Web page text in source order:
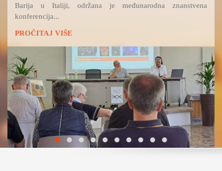
Božjega milosrđa prenosi svetu misu...
PROČITAJ VIŠE